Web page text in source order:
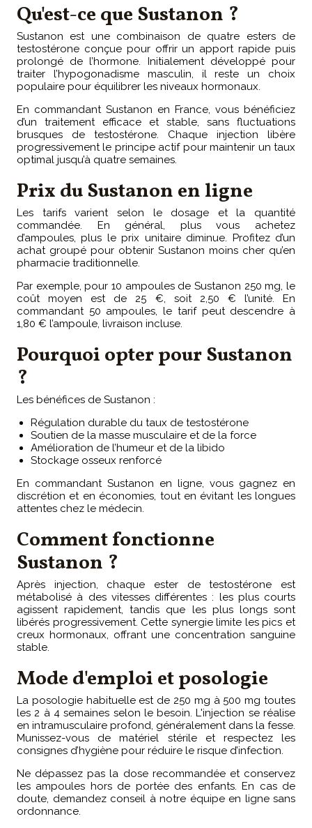
Qu'est-ce que Sustanon ?
Sustanon est une combinaison de quatre esters de
testostérone conçue pour offrir un apport rapide puis
prolongé de l’hormone. Initialement développé pour
traiter l’hypogonadisme masculin, il reste un choix
populaire pour équilibrer les niveaux hormonaux.
En commandant Sustanon en France, vous bénéficiez
d’un traitement efficace et stable, sans fluctuations
brusques de testostérone. Chaque injection libère
progressivement le principe actif pour maintenir un taux
optimal jusqu’à quatre semaines.
Prix du Sustanon en ligne
Les tarifs varient selon le dosage et la quantité
commandée. En général, plus vous achetez
d’ampoules, plus le prix unitaire diminue. Profitez d’un
achat groupé pour obtenir Sustanon moins cher qu’en
pharmacie traditionnelle.
Par exemple, pour 10 ampoules de Sustanon 250 mg, le
coût moyen est de 25 €, soit 2,50 € l’unité. En
commandant 50 ampoules, le tarif peut descendre à
1,80 € l’ampoule, livraison incluse.
Pourquoi opter pour Sustanon
?
Les bénéfices de Sustanon :
Régulation durable du taux de testostérone
Soutien de la masse musculaire et de la force
Amélioration de l’humeur et de la libido
Stockage osseux renforcé
En commandant Sustanon en ligne, vous gagnez en
discrétion et en économies, tout en évitant les longues
attentes chez le médecin.
Comment fonctionne
Sustanon ?
Après injection, chaque ester de testostérone est
métabolisé à des vitesses différentes : les plus courts
agissent rapidement, tandis que les plus longs sont
libérés progressivement. Cette synergie limite les pics et
creux hormonaux, offrant une concentration sanguine
stable.
Mode d'emploi et posologie
La posologie habituelle est de 250 mg à 500 mg toutes
les 2 à 4 semaines selon le besoin. L'injection se réalise
en intramusculaire profond, généralement dans la fesse.
Munissez-vous de matériel stérile et respectez les
consignes d’hygiène pour réduire le risque d’infection.
Ne dépassez pas la dose recommandée et conservez
les ampoules hors de portée des enfants. En cas de
doute, demandez conseil à notre équipe en ligne sans
ordonnance.